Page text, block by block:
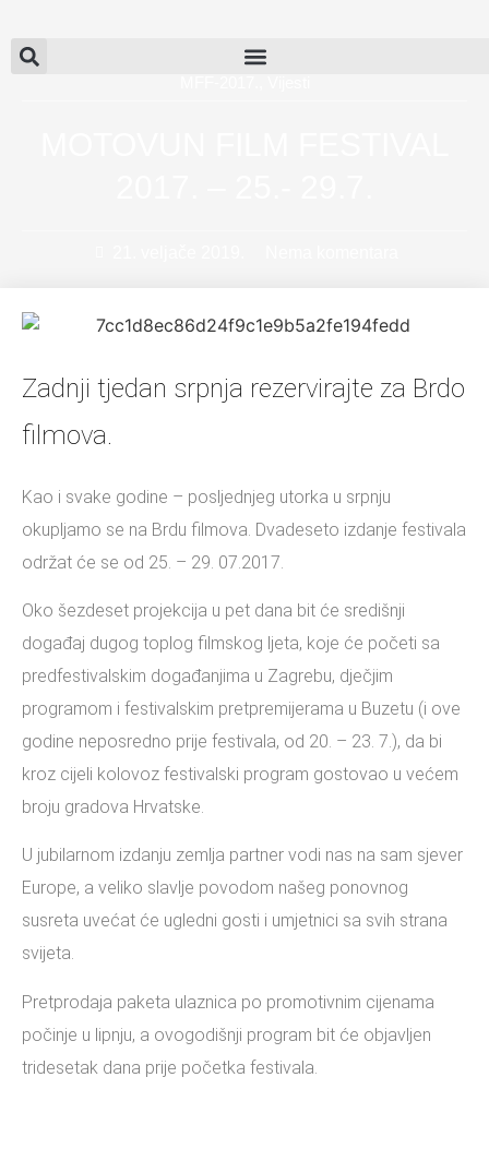
Zadnji tjedan srpnja rezervirajte za Brdo
filmova.
Kao i svake godine – posljednjeg utorka u srpnju
okupljamo se na Brdu filmova. Dvadeseto izdanje festivala
održat će se od 25. – 29. 07.2017.
Oko šezdeset projekcija u pet dana bit će središnji
događaj dugog toplog filmskog ljeta, koje će početi sa
predfestivalskim događanjima u Zagrebu, dječjim
programom i festivalskim pretpremijerama u Buzetu (i ove
godine neposredno prije festivala, od 20. – 23. 7.), da bi
kroz cijeli kolovoz festivalski program gostovao u većem
broju gradova Hrvatske.
U jubilarnom izdanju zemlja partner vodi nas na sam sjever
Europe, a veliko slavlje povodom našeg ponovnog
susreta uvećat će ugledni gosti i umjetnici sa svih strana
svijeta.
Pretprodaja paketa ulaznica po promotivnim cijenama
počinje u lipnju, a ovogodišnji program bit će objavljen
tridesetak dana prije početka festivala.